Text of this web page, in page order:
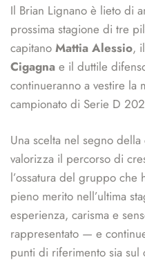
Il Brian Lignano è lieto di
prossima stagione di tre
capitano Mattia Alessio,
Cigagna e il duttile
continueranno a vestire la
campionato di Serie D
Una scelta nel segno
valorizza il percorso di
l’ossatura del gruppo che
pieno merito nell’ultima
esperienza, carisma e
rappresentato — e
punti di riferimento sia sul